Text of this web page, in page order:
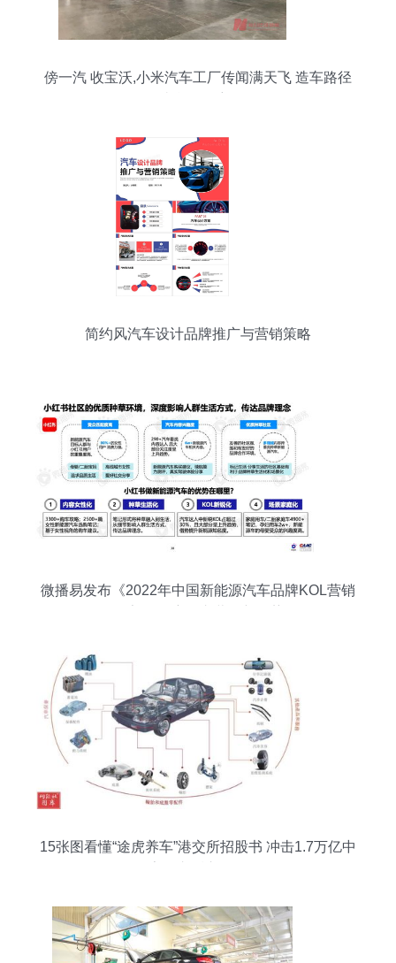
傍一汽 收宝沃,小米汽车工厂传闻满天飞 造车路径
简约风汽车设计品牌推广与营销策略
微播易发布《2022年中国新能源汽车品牌KOL营销
15张图看懂“途虎养车”港交所招股书 冲击1.7万亿中